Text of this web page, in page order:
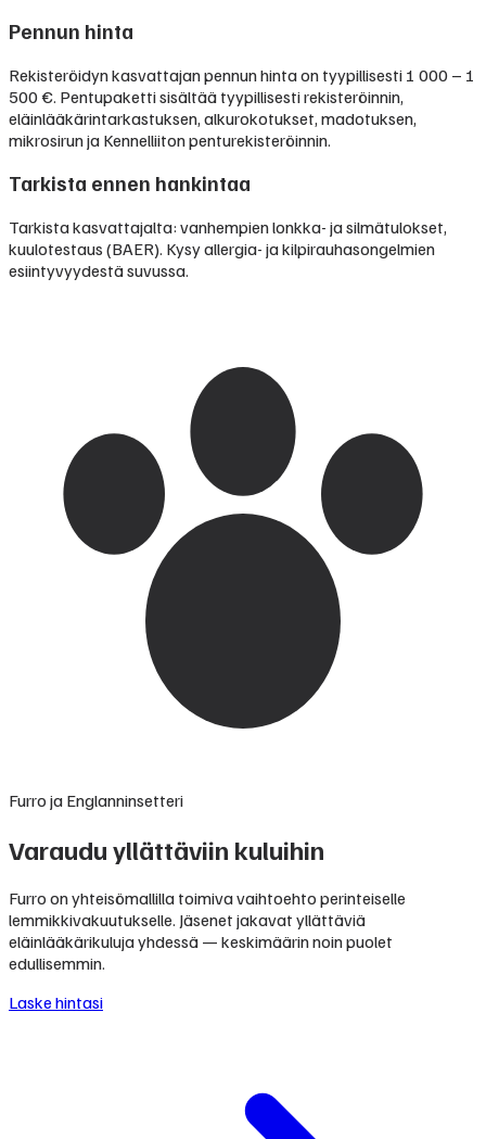
Pennun hinta
Rekisteröidyn kasvattajan pennun hinta on tyypillisesti 1 000 – 1
500 €. Pentupaketti sisältää tyypillisesti rekisteröinnin,
eläinlääkärintarkastuksen, alkurokotukset, madotuksen,
mikrosirun ja Kennelliiton penturekisteröinnin.
Tarkista ennen hankintaa
Tarkista kasvattajalta: vanhempien lonkka- ja silmätulokset,
kuulotestaus (BAER). Kysy allergia- ja kilpirauhasongelmien
esiintyvyydestä suvussa.
Furro ja Englanninsetteri
Varaudu yllättäviin kuluihin
Furro on yhteisömallilla toimiva vaihtoehto perinteiselle
lemmikkivakuutukselle. Jäsenet jakavat yllättäviä
eläinlääkärikuluja yhdessä — keskimäärin noin puolet
edullisemmin.
Laske hintasi